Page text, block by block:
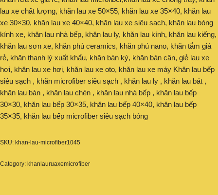
lau xe chất lượng, khăn lau xe 50×55, khăn lau xe 35×40, khăn lau
xe 30×30, khăn lau xe 40×40, khăn lau xe siêu sạch, khăn lau bóng
kính xe, khăn lau nhà bếp, khăn lau ly, khăn lau kính, khăn lau kiếng,
khăn lau sơn xe, khăn phủ ceramics, khăn phủ nano, khăn tắm giá
rẻ, khăn thanh lý xuất khẩu, khăn bán ký, khăn bán cân, giẻ lau xe
hơi, khăn lau xe hơi, khăn lau xe oto, khăn lau xe máy Khăn lau bếp
siêu sạch , khăn microfiber siêu sạch , khăn lau ly , khăn lau bát ,
khăn lau bàn , khăn lau chén , khăn lau nhà bếp , khăn lau bếp
30×30, khăn lau bếp 30×35, khăn lau bếp 40×40, khăn lau bếp
35×35, khăn lau bếp microfiber siêu sạch bóng
SKU: khan-lau-microfiber1045
Category: khanlauruaxemicrofiber